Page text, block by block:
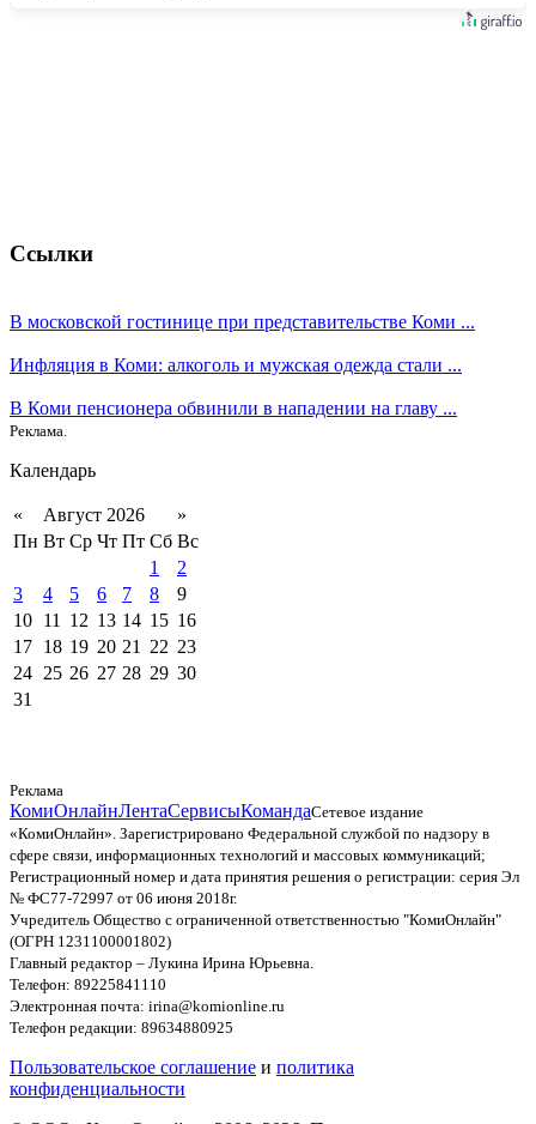
Ссылки
В московской гостинице при представительстве Коми ...
Инфляция в Коми: алкоголь и мужская одежда стали ...
В Коми пенсионера обвинили в нападении на главу ...
Реклама.
Календарь
« Август 2026
»
Пн Вт Ср Чт Пт Сб Вс
1
2
3
4 5 6 7 8
9
10 11 12 13 14 15 16
17 18 19 20 21 22 23
24 25 26 27 28 29 30
31
Реклама
КомиОнлайнЛентаСервисыКомандаСетевое издание
«КомиОнлайн». Зарегистрировано Федеральной службой по надзору в
сфере связи, информационных технологий и массовых коммуникаций;
Регистрационный номер и дата принятия решения о регистрации: серия Эл
№ ФС77-72997 от 06 июня 2018г.
Учредитель Общество с ограниченной ответственностью "КомиОнлайн"
(ОГРН 1231100001802)
Главный редактор – Лукина Ирина Юрьевна.
Телефон: 89225841110
Электронная почта: irina@komionline.ru
Телефон редакции: 89634880925
Пользовательское соглашение и политика
конфиденциальности